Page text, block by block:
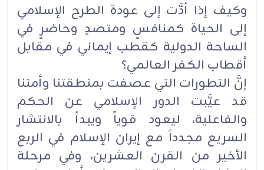
وكيف إذا أدَّت إلى عودة الطرح الإسلامي
إلى الحياة كمنافسٍ ومتصدٍ وحاضرٍ في
الساحة الدولية كقطب إيماني في مقابل
أقطاب الكفر العالمي؟
إنَّ التطورات التي عصفت بمنطقتنا وأمتنا
قد عيَّبت الدور الإسلامي عن الحكم
والفاعلية، ليعود قوياً ويبدأ بالانتشار
السريع مجدداً مع إيران الإسلام في الربع
الأخير من القرن العشرين، وفي مرحلة